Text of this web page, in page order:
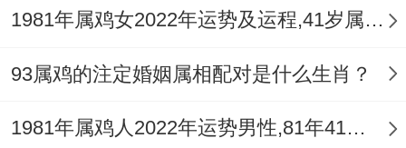
1981年属鸡女2022年运势及运程,41岁属鸡人2022全年每月运势女性如何
93属鸡的注定婚姻属相配对是什么生肖？
1981年属鸡人2022年运势男性,81年41岁属鸡男2022年每月运程怎么样